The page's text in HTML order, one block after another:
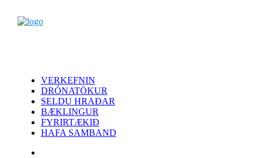
VERKEFNIN
DRÓNATÖKUR
SELDU HRAÐAR
BÆKLINGUR
FYRIRTÆKIÐ
HAFA SAMBAND